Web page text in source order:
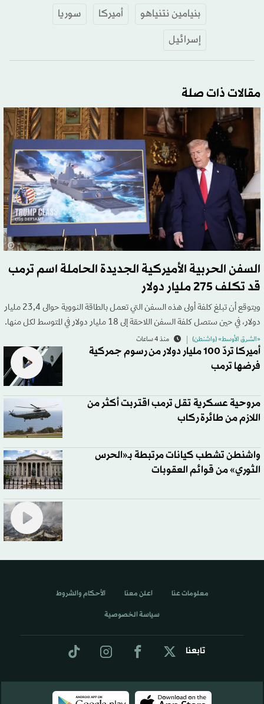
بنيامين نتنياهو
أميركا
سوريا
إسرائيل
مقالات ذات صلة
السفن الحربية الأميركية الجديدة الحاملة اسم ترمب
قد تكلف 275 مليار دولار
ويتوقع أن تبلغ كلفة أولى هذه السفن التي تعمل بالطاقة النووية حوالى 23,4 مليار
دولار، في حين ستصل كلفة السفن اللاحقة إلى 18 مليار دولار في المتوسط لكل منها.
«الشرق الأوسط» (واشنطن) منذ 4 ساعات
أميركا تردّ 100 مليار دولار من رسوم جمركية
فرضها ترمب
مروحية عسكرية تقل ترمب اقتربت أكثر من
اللازم من طائرة ركاب
واشنطن تشطب كيانات مرتبطة بـ«الحرس
الثوري» من قوائم العقوبات
تابعنا
معلومات عنا اعلن معنا الأحكام والشروط
سياسة الخصوصية